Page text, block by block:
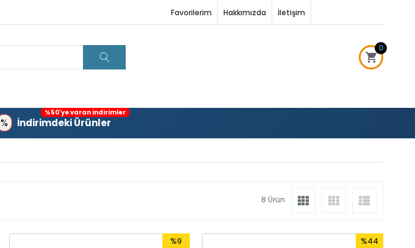
Hakkımızda İletişim
Favorilerim
0
% İndirimdeki Ürünler
%50'ye varan indirimler
8 Ürün
%9
%44